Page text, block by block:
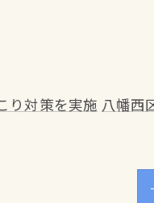
り対策を実施 八幡西